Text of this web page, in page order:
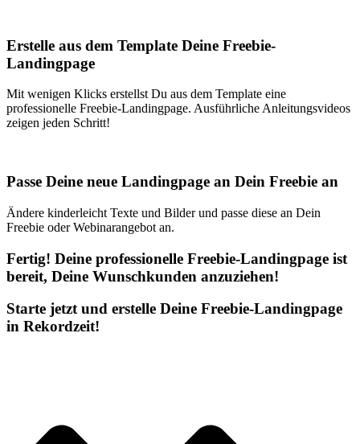
Erstelle aus dem Template Deine Freebie-
Landingpage
Mit wenigen Klicks erstellst Du aus dem Template eine
professionelle Freebie-Landingpage. Ausführliche Anleitungsvideos
zeigen jeden Schritt!
Passe Deine neue Landingpage an Dein Freebie an
Ändere kinderleicht Texte und Bilder und passe diese an Dein
Freebie oder Webinarangebot an.
Fertig! Deine professionelle Freebie-Landingpage ist
bereit, Deine Wunschkunden anzuziehen!
Starte jetzt und erstelle Deine Freebie-Landingpage
in Rekordzeit!